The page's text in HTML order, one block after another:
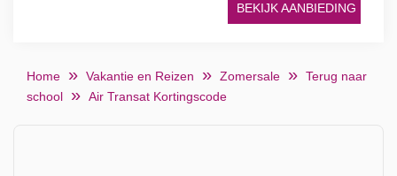
BEKIJK AANBIEDING
Home Vakantie en Reizen Zomersale
Terug naar
school
Air Transat Kortingscode